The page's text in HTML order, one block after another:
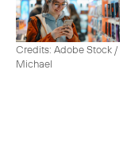
Credits: Adobe Stock /
Michael